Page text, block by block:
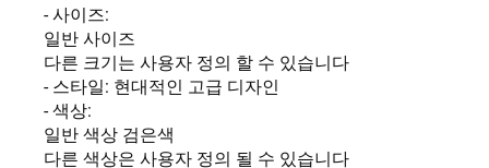
- 사이즈:
일반 사이즈
다른 크기는 사용자 정의 할 수 있습니다
- 스타일: 현대적인 고급 디자인
- 색상:
일반 색상 검은색
다른 색상은 사용자 정의 될 수 있습니다